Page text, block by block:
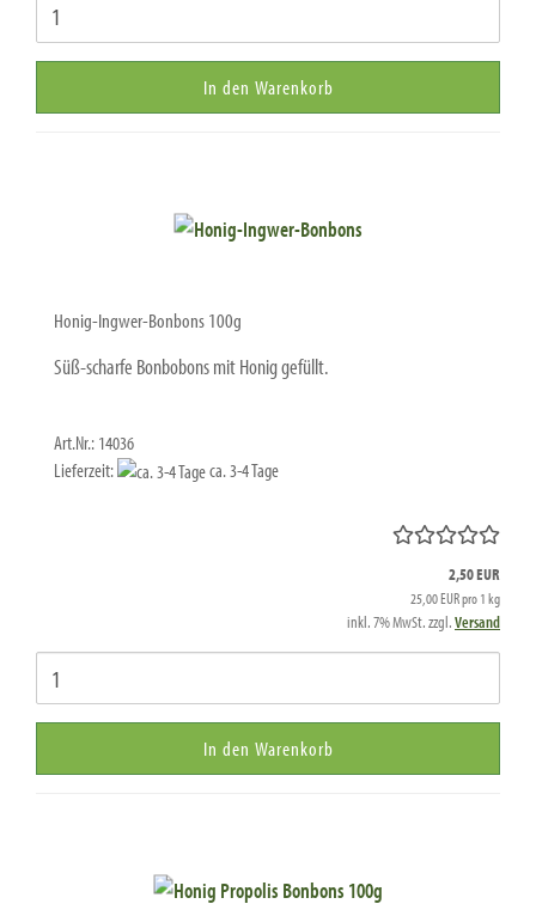
In den Warenkorb
Honig-Ingwer-Bonbons 100g
Süß-scharfe Bonbobons mit Honig gefüllt.
Art.Nr.: 14036
Lieferzeit:
ca. 3-4 Tage
2,50 EUR
25,00 EUR pro 1 kg
inkl. 7% MwSt. zzgl.Versand
In den Warenkorb